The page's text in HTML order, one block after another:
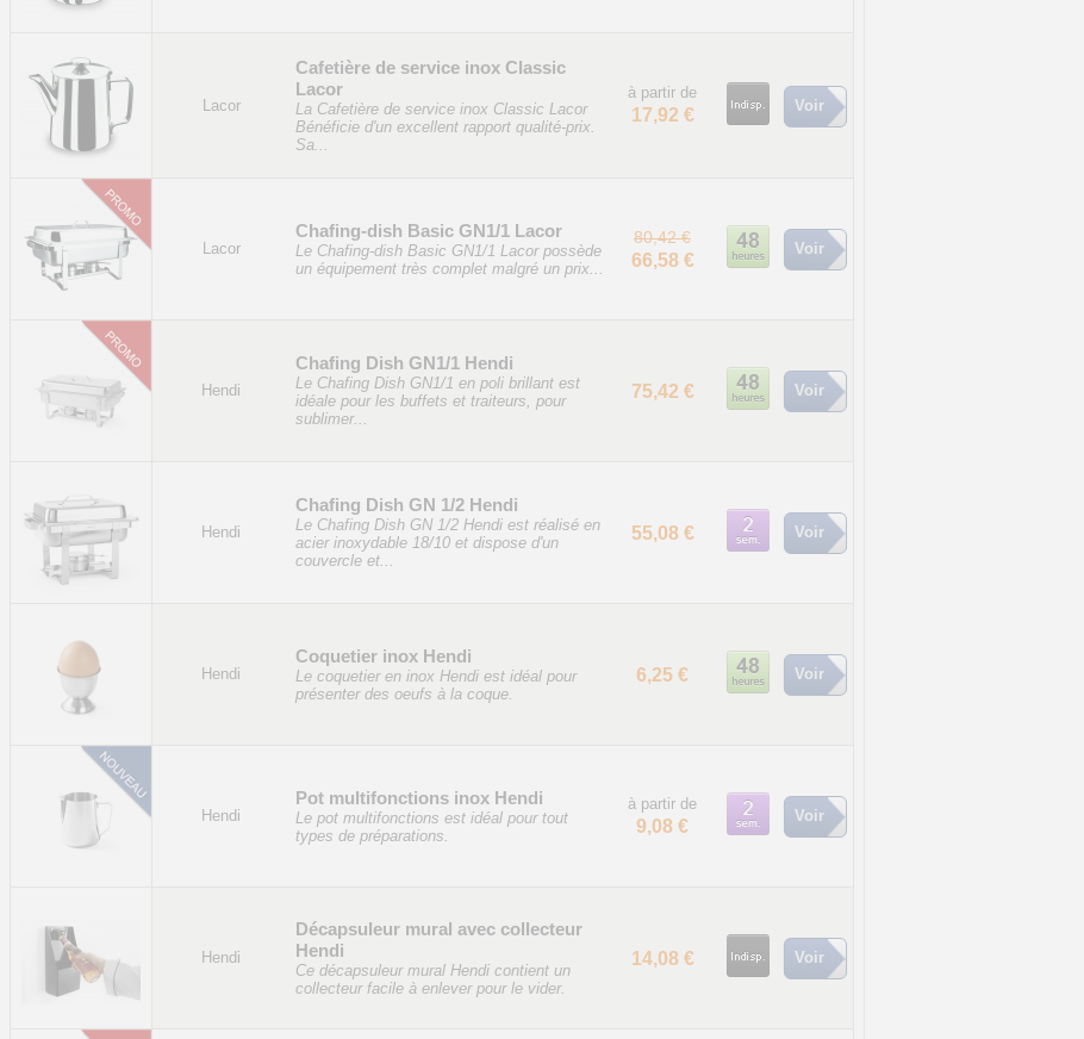
Lacor
Cafetière de service inox Classic
Lacor
La Cafetière de service inox Classic Lacor
Bénéficie d'un excellent rapport qualité-prix.
Sa...
à partir de
17,92 € Voir
Lacor
Chafing-dish Basic GN1/1 Lacor
Le Chafing-dish Basic GN1/1 Lacor possède
un équipement très complet malgré un prix...
80,42 €
66,58 €
Voir
Hendi
Chafing Dish GN1/1 Hendi
Le Chafing Dish GN1/1 en poli brillant est
idéale pour les buffets et traiteurs, pour
sublimer...
75,42 € Voir
Hendi
Chafing Dish GN 1/2 Hendi
Le Chafing Dish GN 1/2 Hendi est réalisé en
acier inoxydable 18/10 et dispose d'un
couvercle et...
55,08 € Voir
Hendi
Coquetier inox Hendi
Le coquetier en inox Hendi est idéal pour
présenter des oeufs à la coque.
6,25 € Voir
Hendi
Pot multifonctions inox Hendi
Le pot multifonctions est idéal pour tout
types de préparations.
à partir de
9,08 €
Voir
Hendi
Décapsuleur mural avec collecteur
Hendi
Ce décapsuleur mural Hendi contient un
collecteur facile à enlever pour le vider.
14,08 € Voir